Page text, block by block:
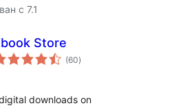
с 7.1
Store
(60общий
рейтинг
)
downloads on